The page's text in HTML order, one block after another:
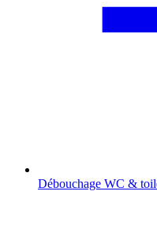
Débouchage WC &